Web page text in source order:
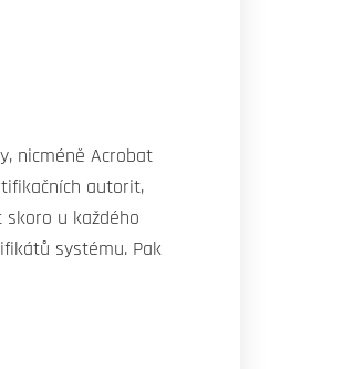
nicméně Acrobat
autorit,
skoro u každého
systému. Pak